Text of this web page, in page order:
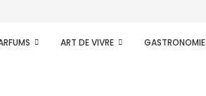
ART DE VIVRE GASTRONOMIE